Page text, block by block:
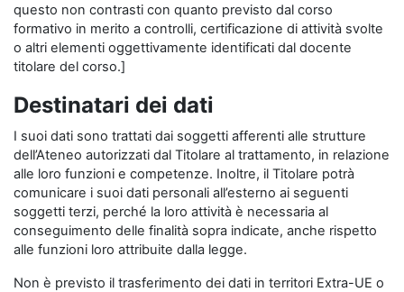
questo non contrasti con quanto previsto dal corso
formativo in merito a controlli, certificazione di attività svolte
o altri elementi oggettivamente identificati dal docente
titolare del corso.]
Destinatari dei dati
I suoi dati sono trattati dai soggetti afferenti alle strutture
dell’Ateneo autorizzati dal Titolare al trattamento, in relazione
alle loro funzioni e competenze. Inoltre, il Titolare potrà
comunicare i suoi dati personali all’esterno ai seguenti
soggetti terzi, perché la loro attività è necessaria al
conseguimento delle finalità sopra indicate, anche rispetto
alle funzioni loro attribuite dalla legge.
Non è previsto il trasferimento dei dati in territori Extra-UE o